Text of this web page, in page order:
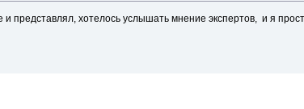
и представлял, хотелось услышать мнение экспертов, и я